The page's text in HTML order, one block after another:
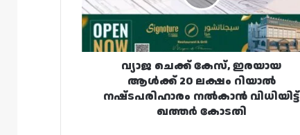
20
ലക്ഷം
റിയാൽ
നഷ്‌ടപരിഹാരം
നൽകാൻ
ഖത്തർ
വ്യാജ ചെക്ക് കേസ്, ഇരയായ
ആൾക്ക് 20 ലക്ഷം റിയാൽ
നഷ്‌ടപരിഹാരം നൽകാൻ വിധിയിട്ട്
ഖത്തർ കോടതി